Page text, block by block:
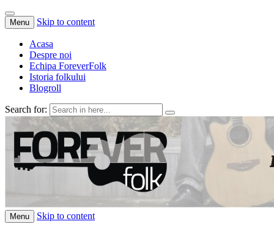
Menu Skip to content
Acasa
Despre noi
Echipa ForeverFolk
Istoria folkului
Blogroll
Search for:
ForeverFolk
Muzica sufletului tau
Menu Skip to content